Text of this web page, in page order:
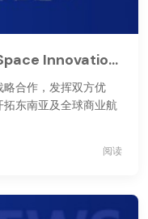
新空间航天与马来西亚 New Space Innovations 达成战略合作
合作，发挥双方优
东南亚及全球商业航
阅读